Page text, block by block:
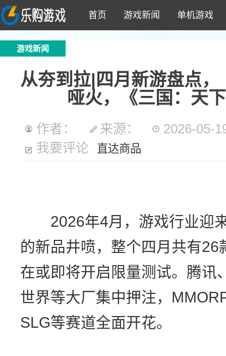
首页 游戏新闻 单机游戏
游戏新闻
从夯到拉|四月新游盘点
哑火，《三国：天
作者： 来源：
2026-05-
我要评论
直达商品
2026年4月，游戏行业迎来
的新品井喷，整个四月共有
在或即将开启限量测试。腾讯
世界等大厂集中押注，
SLG等赛道全面开花。